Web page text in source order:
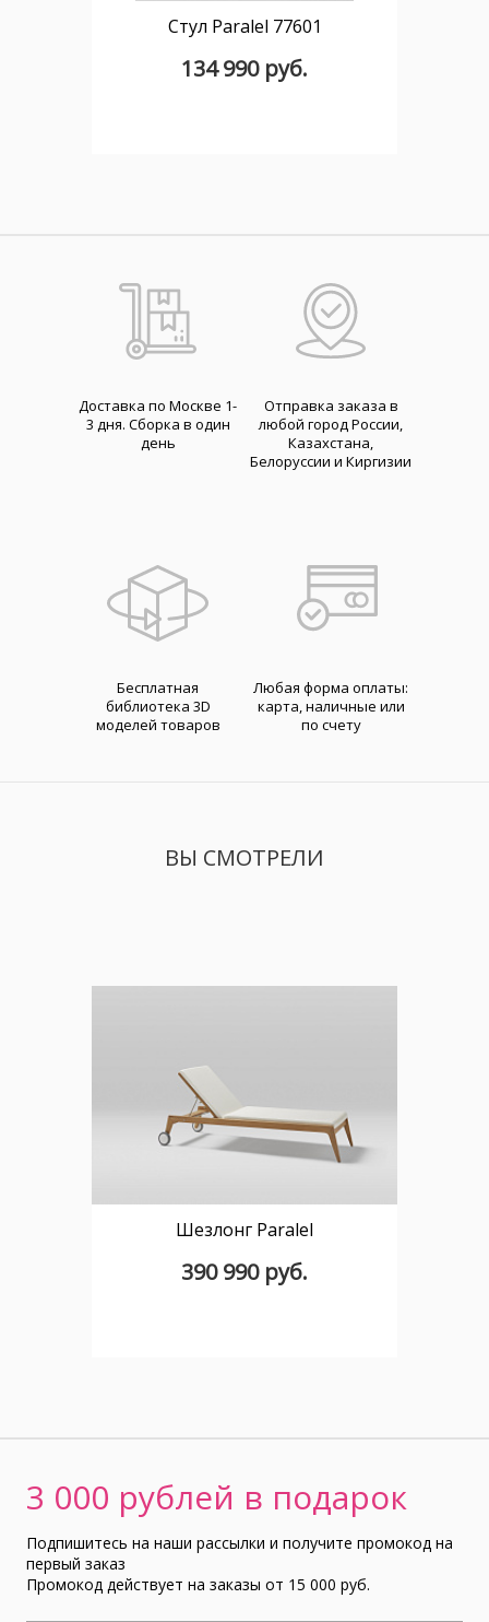
Стул Paralel 77601
134 990 руб.
Доставка по Москве 1-
3 дня. Cборка в один
день
Отправка заказа в
любой город России,
Казахстана,
Белоруссии и Киргизии
Бесплатная
библиотека 3D
моделей товаров
Любая форма оплаты:
карта, наличные или
по счету
ВЫ СМОТРЕЛИ
Шезлонг Paralel
390 990 руб.
3 000 рублей в подарок
Подпишитесь на наши рассылки и получите промокод на
первый заказ
Промокод действует на заказы от 15 000 руб.